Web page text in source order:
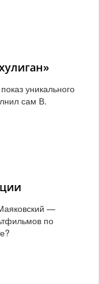
уникального
сам В.
—
по